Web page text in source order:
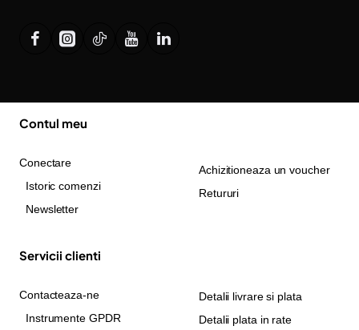
Contul meu
Conectare
Istoric comenzi
Newsletter
Achizitioneaza un voucher
Retururi
Servicii clienti
Contacteaza-ne
Instrumente GPDR
Detalii livrare si plata
Detalii plata in rate